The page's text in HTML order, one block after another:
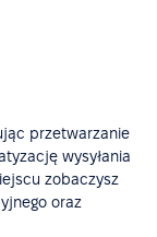
przetwarzanie
wysyłania
zobaczysz
oraz